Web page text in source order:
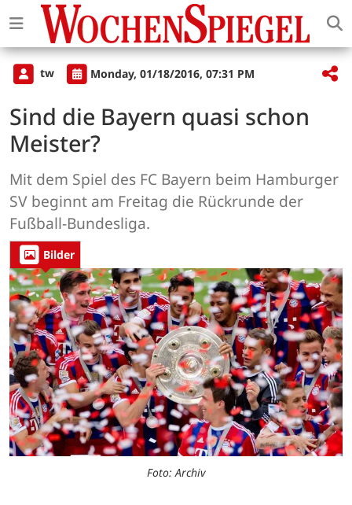
tw Monday, 01/18/2016, 07:31 PM
Sind die Bayern quasi schon
Meister?
Mit dem Spiel des FC Bayern beim Hamburger
SV beginnt am Freitag die Rückrunde der
Fußball-Bundesliga.
Bilder
Foto: Archiv